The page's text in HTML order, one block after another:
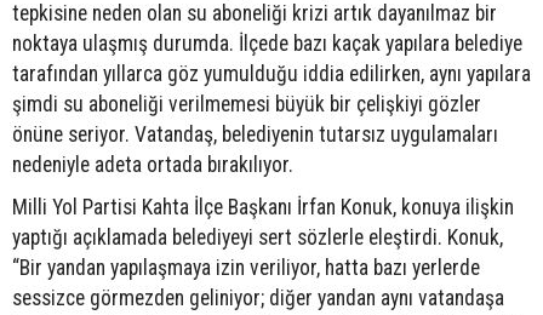
tepkisine neden olan su aboneliği krizi artık dayanılmaz bir
noktaya ulaşmış durumda. İlçede bazı kaçak yapılara belediye
tarafından yıllarca göz yumulduğu iddia edilirken, aynı yapılara
şimdi su aboneliği verilmemesi büyük bir çelişkiyi gözler
önüne seriyor. Vatandaş, belediyenin tutarsız uygulamaları
nedeniyle adeta ortada bırakılıyor.
Milli Yol Partisi Kahta İlçe Başkanı İrfan Konuk, konuya ilişkin
yaptığı açıklamada belediyeyi sert sözlerle eleştirdi. Konuk,
“Bir yandan yapılaşmaya izin veriliyor, hatta bazı yerlerde
sessizce görmezden geliniyor; diğer yandan aynı vatandaşa